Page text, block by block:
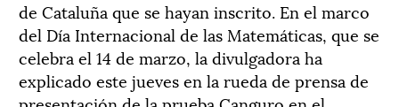
de Cataluña que se hayan inscrito. En el marco
del Día Internacional de las Matemáticas, que se
celebra el 14 de marzo, la divulgadora ha
explicado este jueves en la rueda de prensa de